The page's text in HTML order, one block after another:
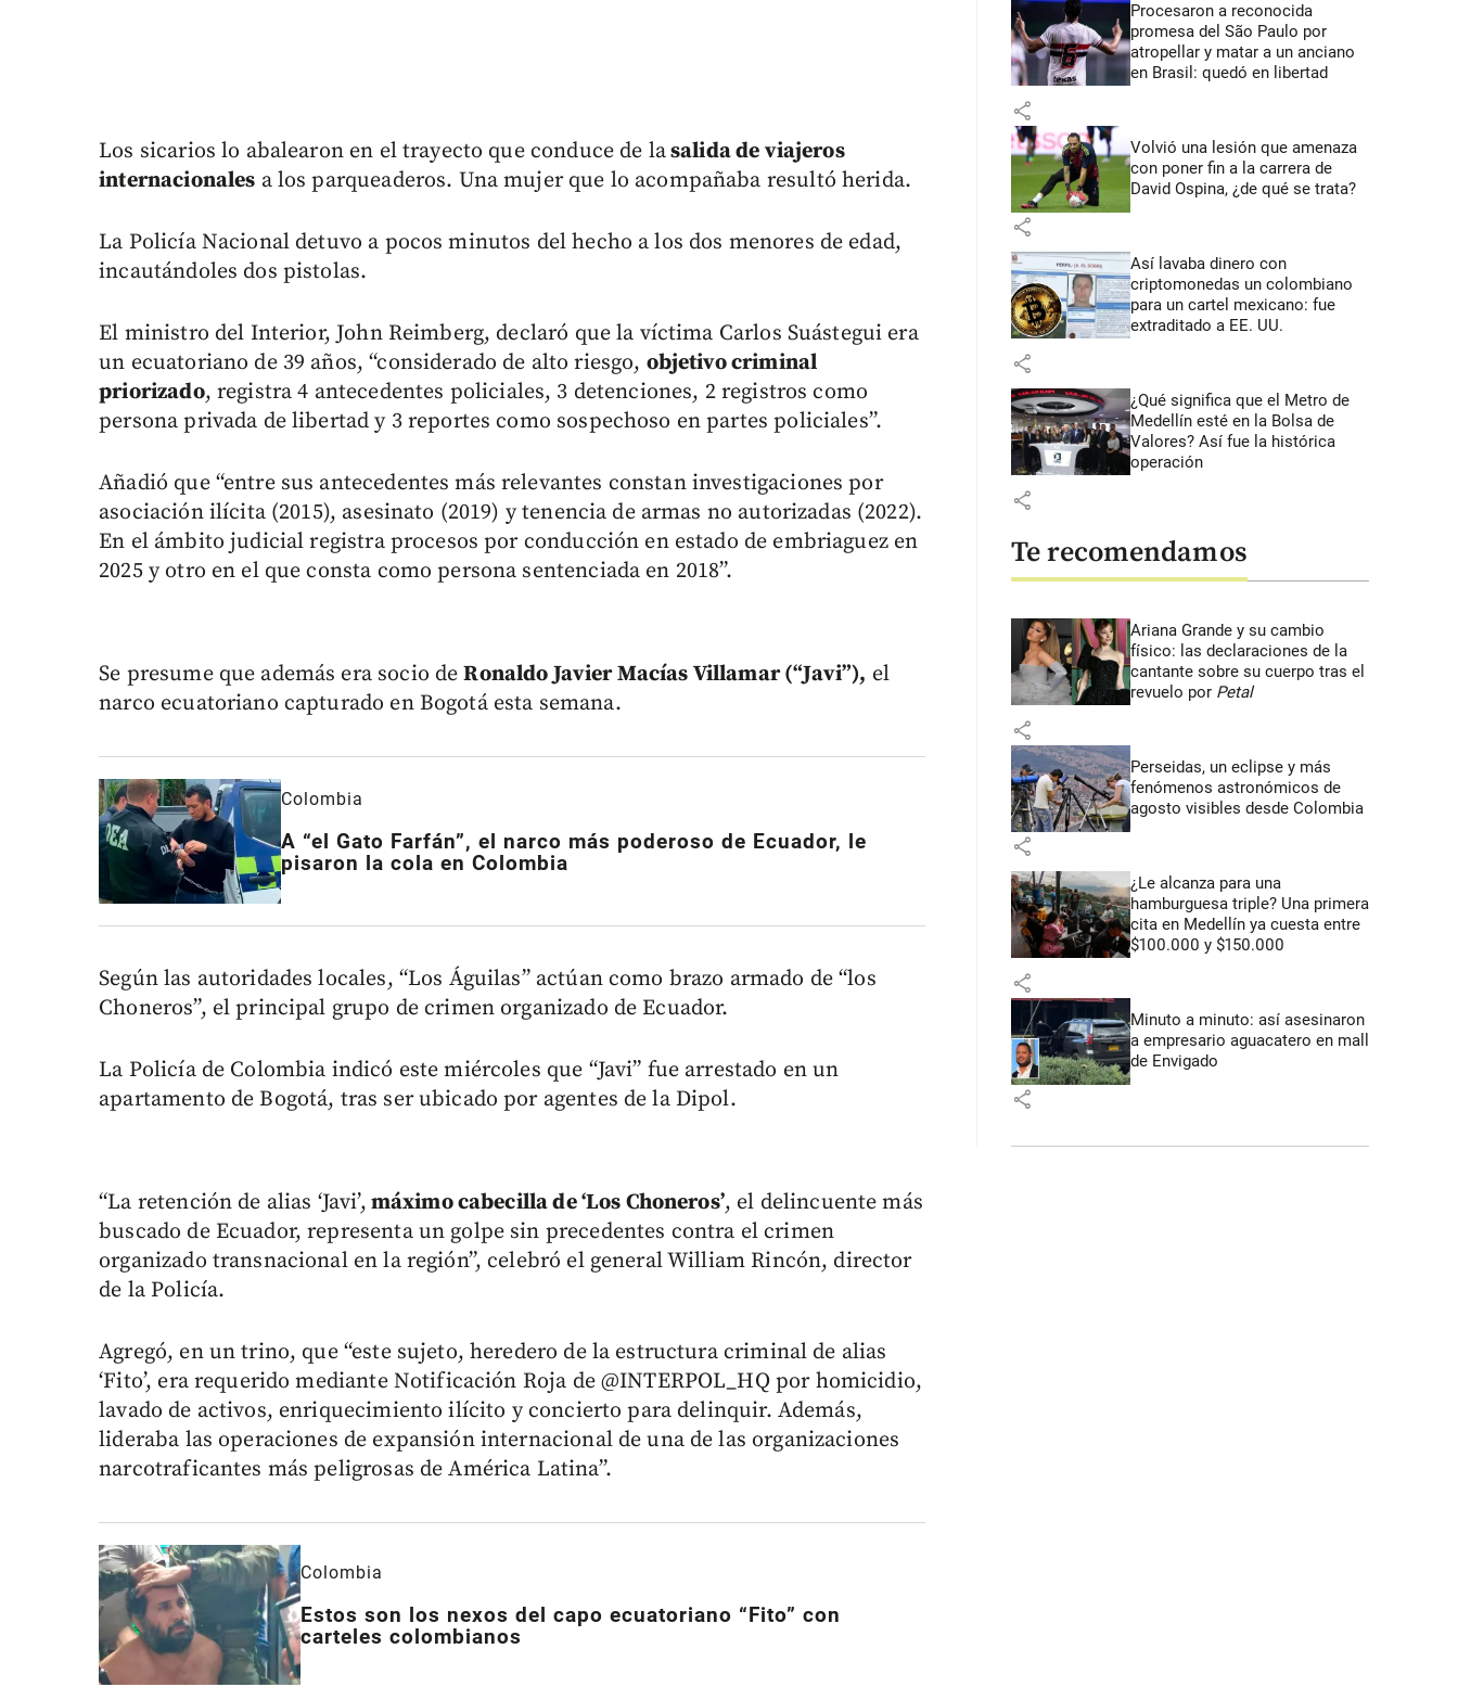
Los sicarios lo abalearon en el trayecto que conduce de lasalida de viajeros
internacionales a los parqueaderos. Una mujer que lo acompañaba resultó herida.
La Policía Nacional detuvo a pocos minutos del hecho a los dos menores de edad,
incautándoles dos pistolas.
El ministro del Interior, John Reimberg, declaró que la víctima Carlos Suástegui era
un ecuatoriano de 39 años, “considerado de alto riesgo, objetivo criminal
priorizado, registra 4 antecedentes policiales, 3 detenciones, 2 registros como
persona privada de libertad y 3 reportes como sospechoso en partes policiales”.
Añadió que “entre sus antecedentes más relevantes constan investigaciones por
asociación ilícita (2015), asesinato (2019) y tenencia de armas no autorizadas (2022).
En el ámbito judicial registra procesos por conducción en estado de embriaguez en
2025 y otro en el que consta como persona sentenciada en 2018”.
Se presume que además era socio deRonaldo Javier Macías Villamar (“Javi”), el
narco ecuatoriano capturado en Bogotá esta semana.
Colombia
A “el Gato Farfán”, el narco más poderoso de Ecuador, le
pisaron la cola en Colombia
Según las autoridades locales, “Los Águilas” actúan como brazo armado de “los
Choneros”, el principal grupo de crimen organizado de Ecuador.
La Policía de Colombia indicó este miércoles que “Javi” fue arrestado en un
apartamento de Bogotá, tras ser ubicado por agentes de la Dipol.
“La retención de alias ‘Javi’, máximo cabecilla de ‘Los Choneros’, el delincuente más
buscado de Ecuador, representa un golpe sin precedentes contra el crimen
organizado transnacional en la región”, celebró el general William Rincón, director
de la Policía.
Agregó, en un trino, que “este sujeto, heredero de la estructura criminal de alias
‘Fito’, era requerido mediante Notificación Roja de @INTERPOL_HQ por homicidio,
lavado de activos, enriquecimiento ilícito y concierto para delinquir. Además,
lideraba las operaciones de expansión internacional de una de las organizaciones
narcotraficantes más peligrosas de América Latina”.
Colombia
Estos son los nexos del capo ecuatoriano “Fito” con
carteles colombianos
Procesaron a reconocida
promesa del São Paulo por
atropellar y matar a un anciano
en Brasil: quedó en libertad
share
Volvió una lesión que amenaza
con poner fin a la carrera de
David Ospina, ¿de qué se trata?
share
Así lavaba dinero con
criptomonedas un colombiano
para un cartel mexicano: fue
extraditado a EE. UU.
share
¿Qué significa que el Metro de
Medellín esté en la Bolsa de
Valores? Así fue la histórica
operación
share
Te recomendamos
Ariana Grande y su cambio
físico: las declaraciones de la
cantante sobre su cuerpo tras el
revuelo por Petal
share
Perseidas, un eclipse y más
fenómenos astronómicos de
agosto visibles desde Colombia
share
¿Le alcanza para una
hamburguesa triple? Una primera
cita en Medellín ya cuesta entre
$100.000 y $150.000
share
Minuto a minuto: así asesinaron
a empresario aguacatero en mall
de Envigado
share